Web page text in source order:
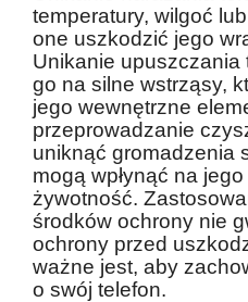
temperatury, wilgoć
one uszkodzić jego
Unikanie upuszczania
go na silne wstrząsy,
jego wewnętrzne
przeprowadzanie
uniknąć gromadzenia
mogą wpłynąć na
żywotność.
środków ochrony nie
ochrony przed
ważne jest, aby
o swój telefon.